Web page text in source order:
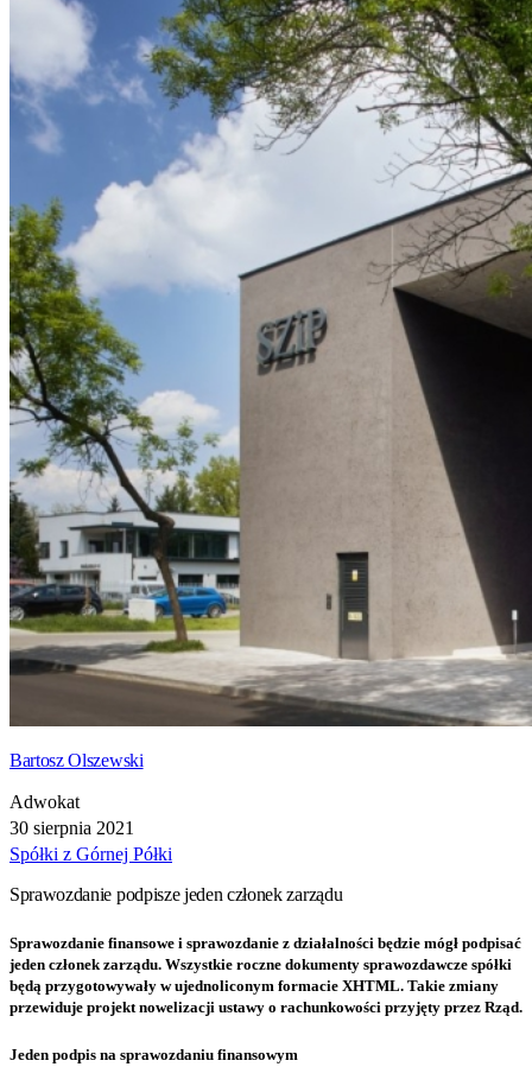
Bartosz Olszewski
Adwokat
30 sierpnia 2021
Spółki z Górnej Półki
Sprawozdanie podpisze jeden członek zarządu
Sprawozdanie finansowe i sprawozdanie z działalności będzie mógł podpisać
jeden członek zarządu. Wszystkie roczne dokumenty sprawozdawcze spółki
będą przygotowywały w ujednoliconym formacie XHTML. Takie zmiany
przewiduje projekt nowelizacji ustawy o rachunkowości przyjęty przez Rząd.
Jeden podpis na sprawozdaniu finansowym